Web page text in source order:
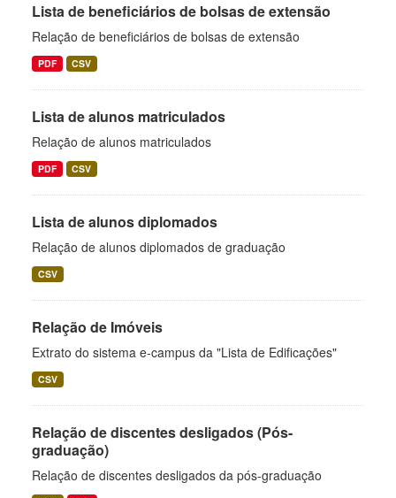
Lista de beneficiários de bolsas de extensão
Relação de beneficiários de bolsas de extensão
PDF CSV
Lista de alunos matriculados
Relação de alunos matriculados
PDF CSV
Lista de alunos diplomados
Relação de alunos diplomados de graduação
CSV
Relação de Imóveis
Extrato do sistema e-campus da "Lista de Edificações"
CSV
Relação de discentes desligados (Pós-
graduação)
Relação de discentes desligados da pós-graduação